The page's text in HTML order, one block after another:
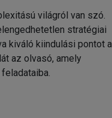
világról van szó.
stratégiai
kiváló kiindulási pontot a
az olvasó, amely